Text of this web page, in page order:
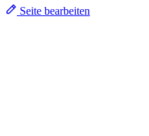
Seite bearbeiten